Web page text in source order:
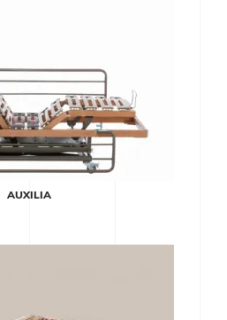
AUXILIA